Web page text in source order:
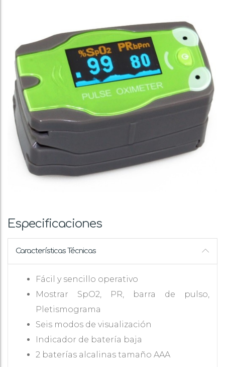
Especificaciones
Características Técnicas
Fácil y sencillo operativo
Mostrar SpO2, PR, barra de pulso,
Pletismograma
Seis modos de visualización
Indicador de batería baja
2 baterías alcalinas tamaño AAA